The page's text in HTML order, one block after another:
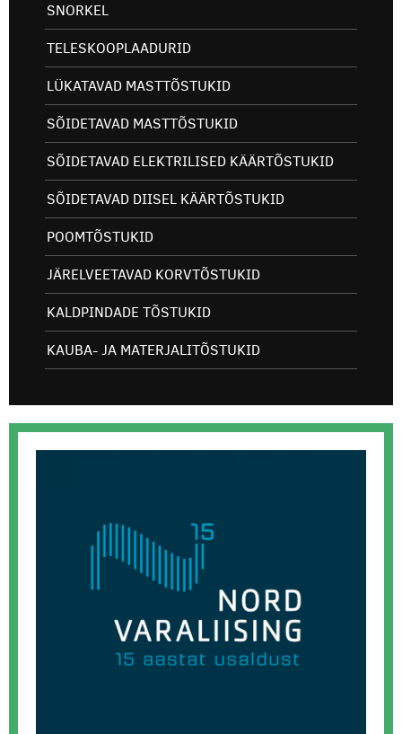
SNORKEL
TELESKOOPLAADURID
LÜKATAVAD MASTTÕSTUKID
SÕIDETAVAD MASTTÕSTUKID
SÕIDETAVAD ELEKTRILISED KÄÄRTÕSTUKID
SÕIDETAVAD DIISEL KÄÄRTÕSTUKID
POOMTÕSTUKID
JÄRELVEETAVAD KORVTÕSTUKID
KALDPINDADE TÕSTUKID
KAUBA- JA MATERJALITÕSTUKID